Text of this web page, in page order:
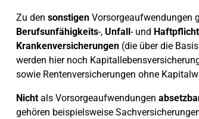
Zu den sonstigenVorsorgeaufwendungen
Berufsunfähigkeits-, Unfall- und
Krankenversicherungen(die über die
werden hier noch
sowie Rentenversicherungen ohne
Nichtals Vorsorgeaufwendungen
gehören beispielsweise